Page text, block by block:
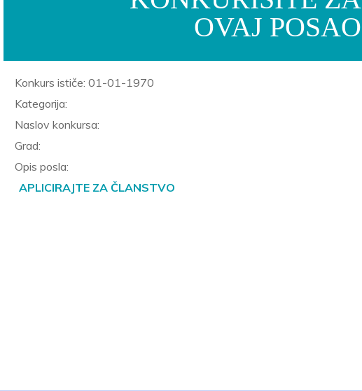
OVAJ POSAO
Konkurs ističe: 01-01-1970
Kategorija:
Naslov konkursa:
Grad:
Opis posla:
APLICIRAJTE ZA ČLANSTVO